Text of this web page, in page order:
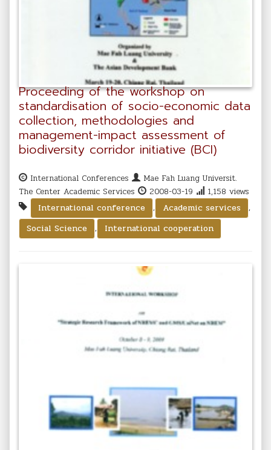
Proceeding of the workshop on
standardisation of socio-economic data
collection, methodologies and
management-impact assessment of
biodiversity corridor initiative (BCI)
International Conferences
Mae Fah Luang Universit.
The Center Academic Services
2008-03-19
1,158 views
International conference
, Academic services
,
Social Science
, International cooperation